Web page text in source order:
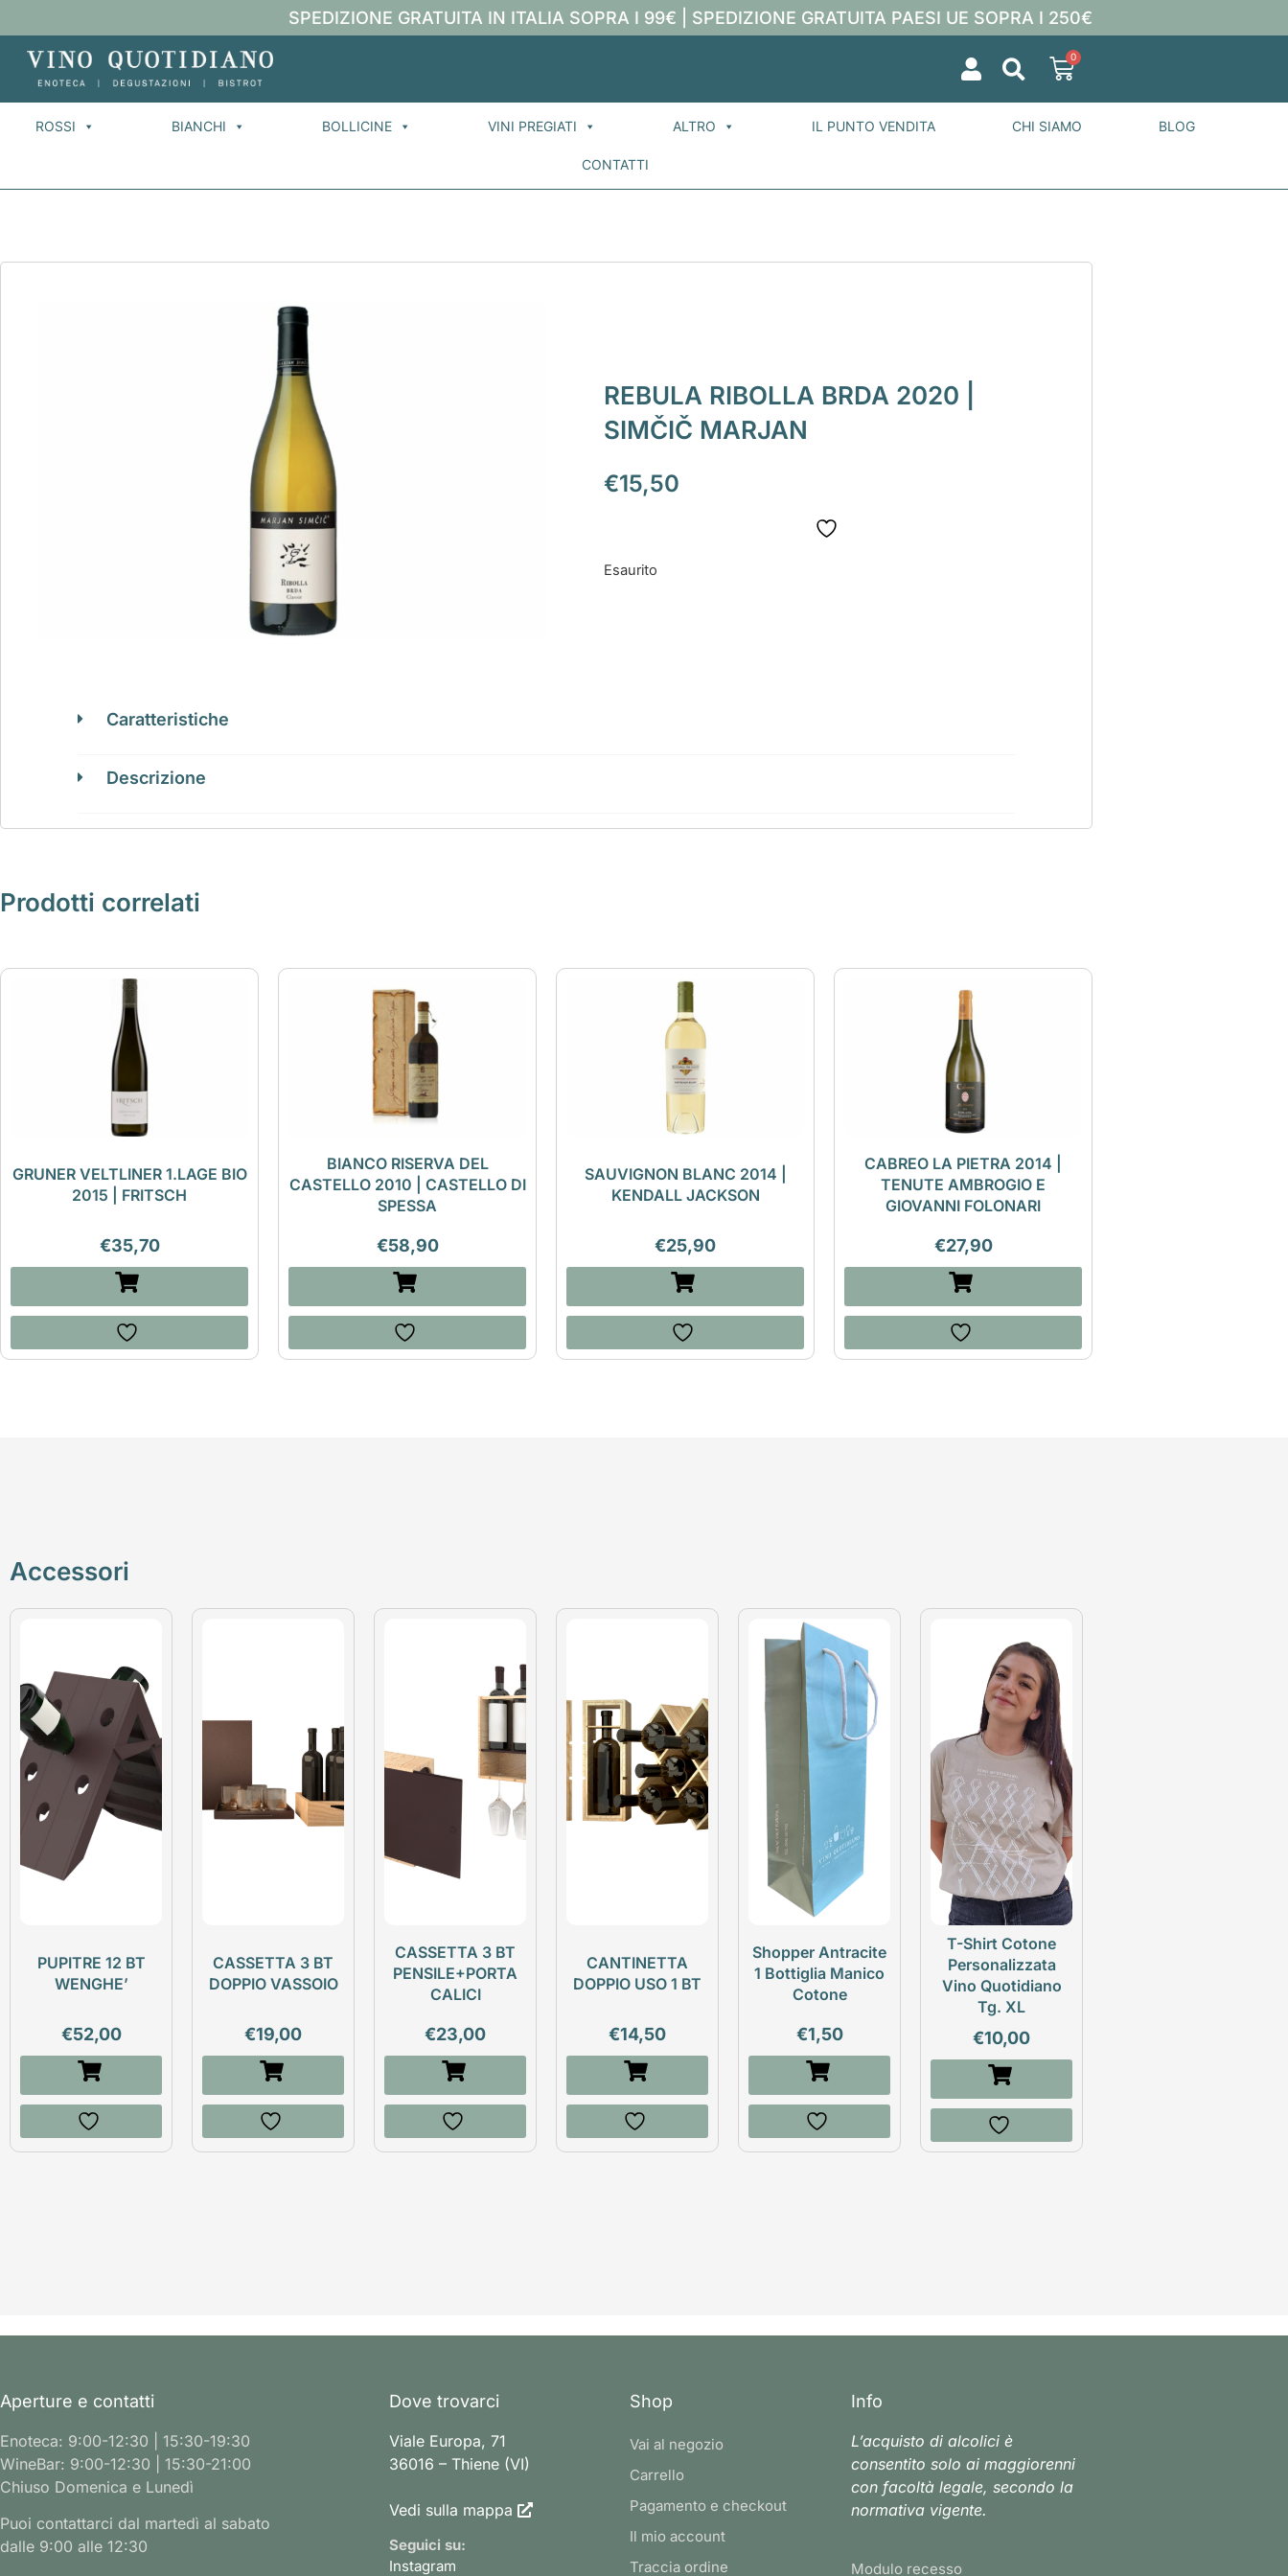
SPEDIZIONE GRATUITA IN ITALIA SOPRA I 99€ | SPEDIZIONE GRATUITA PAESI UE SOPRA I 250€
0
ROSSI BIANCHI BOLLICINE VINI PREGIATI ALTRO IL PUNTO VENDITA CHI SIAMO BLOG
CONTATTI
REBULA RIBOLLA BRDA 2020 |
SIMČIČ MARJAN
€15,50
Esaurito
Caratteristiche
Descrizione
Prodotti correlati
GRUNER VELTLINER 1.LAGE BIO
2015 | FRITSCH
€35,70
BIANCO RISERVA DEL
CASTELLO 2010 | CASTELLO DI
SPESSA
€58,90
SAUVIGNON BLANC 2014 |
KENDALL JACKSON
€25,90
CABREO LA PIETRA 2014 |
TENUTE AMBROGIO E
GIOVANNI FOLONARI
€27,90
Accessori
PUPITRE 12 BT
WENGHE’
€52,00
CASSETTA 3 BT
DOPPIO VASSOIO
€19,00
CASSETTA 3 BT
PENSILE+PORTA
CALICI
€23,00
CANTINETTA
DOPPIO USO 1 BT
€14,50
Shopper Antracite
1 Bottiglia Manico
Cotone
€1,50
T-Shirt Cotone
Personalizzata
Vino Quotidiano
Tg. XL
€10,00
Aperture e contatti
Enoteca: 9:00-12:30 | 15:30-19:30
WineBar: 9:00-12:30 | 15:30-21:00
Chiuso Domenica e Lunedì
Puoi contattarci dal martedì al sabato
dalle 9:00 alle 12:30
Dove trovarci
Viale Europa, 71
36016 – Thiene (VI)
Vedi sulla mappa
Seguici su:
Instagram
Shop
Vai al negozio
Carrello
Pagamento e checkout
Il mio account
Traccia ordine
Info
L’acquisto di alcolici è
consentito solo ai maggiorenni
con facoltà legale, secondo la
normativa vigente.
Modulo recesso